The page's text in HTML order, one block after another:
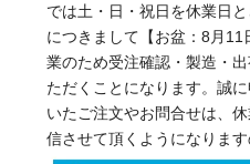
では土・日・祝日を休業日
につきまして【お盆：8月
業のため受注確認・製造・
ただくことになります。誠
いたご注文やお問合せは、
信させて頂くようになります